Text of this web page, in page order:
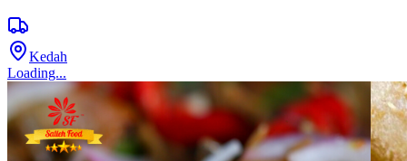
Kedah
Loading...